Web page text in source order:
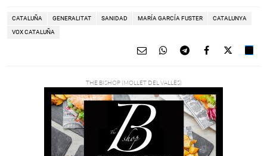
CATALUÑA GENERALITAT SANIDAD MARÍA GARCÍA FUSTER CATALUNYA
VOX CATALUÑA